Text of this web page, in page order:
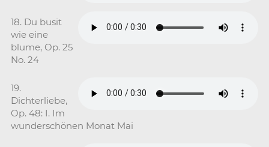
18. Du busit
wie eine
blume, Op. 25
No. 24
19.
Dichterliebe,
Op. 48: I. Im
wunderschönen Monat Mai